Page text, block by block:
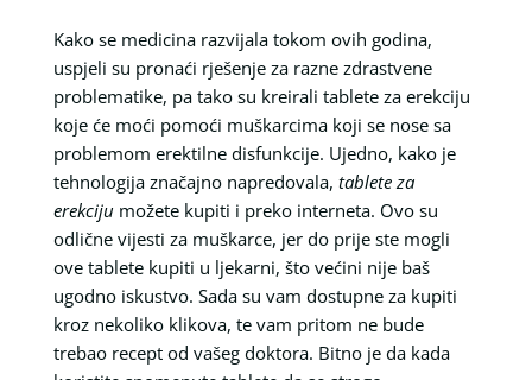
Kako se medicina razvijala tokom ovih godina,
uspjeli su pronaći rješenje za razne zdrastvene
problematike, pa tako su kreirali tablete za erekciju
koje će moći pomoći muškarcima koji se nose sa
problemom erektilne disfunkcije. Ujedno, kako je
tehnologija značajno napredovala, tablete za
erekciju možete kupiti i preko interneta. Ovo su
odlične vijesti za muškarce, jer do prije ste mogli
ove tablete kupiti u ljekarni, što većini nije baš
ugodno iskustvo. Sada su vam dostupne za kupiti
kroz nekoliko klikova, te vam pritom ne bude
trebao recept od vašeg doktora. Bitno je da kada